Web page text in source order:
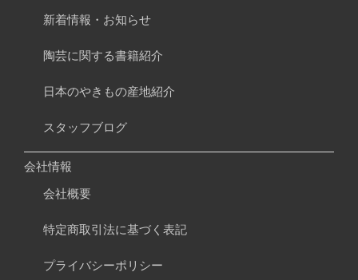
新着情報・お知らせ
陶芸に関する書籍紹介
日本のやきもの産地紹介
スタッフブログ
会社情報
会社概要
特定商取引法に基づく表記
プライバシーポリシー